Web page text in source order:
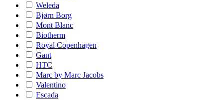
Weleda
Bjørn Borg
Mont Blanc
Biotherm
Royal Copenhagen
Gant
HTC
Marc by Marc Jacobs
Valentino
Escada